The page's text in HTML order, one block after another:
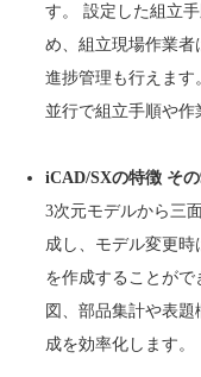
す。 設定した組立
め、組立現場作業者
進捗管理も行えま
並行で組立手順や作
iCAD/SXの特徴 そ
3次元モデルから三
成し、モデル変更
を作成することがで
図、部品集計や表
成を効率化します。